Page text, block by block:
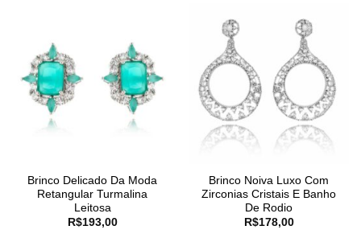
Brinco Delicado Da Moda
Retangular Turmalina
Leitosa
R$193,00
Brinco Noiva Luxo Com
Zirconias Cristais E Banho
De Rodio
R$178,00